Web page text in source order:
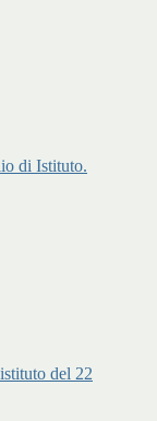
di Istituto.
del 22